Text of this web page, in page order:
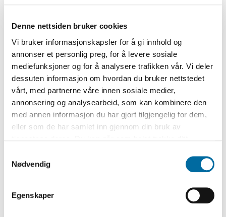
Denne nettsiden bruker cookies
Vi bruker informasjonskapsler for å gi innhold og
annonser et personlig preg, for å levere sosiale
mediefunksjoner og for å analysere trafikken vår. Vi deler
dessuten informasjon om hvordan du bruker nettstedet
vårt, med partnerne våre innen sosiale medier,
annonsering og analysearbeid, som kan kombinere den
med annen informasjon du har gjort tilgjengelig for dem,
eller som de har samlet inn gjennom din bruk av
så endre samtykke og så avvis.
Nødvendig
Egenskaper
Bli bedre kjent med den dramatiske historien
Krakket i 1886 rammet Arendal som lyn fra
klar himmel, og ble en katastrofe for både byen